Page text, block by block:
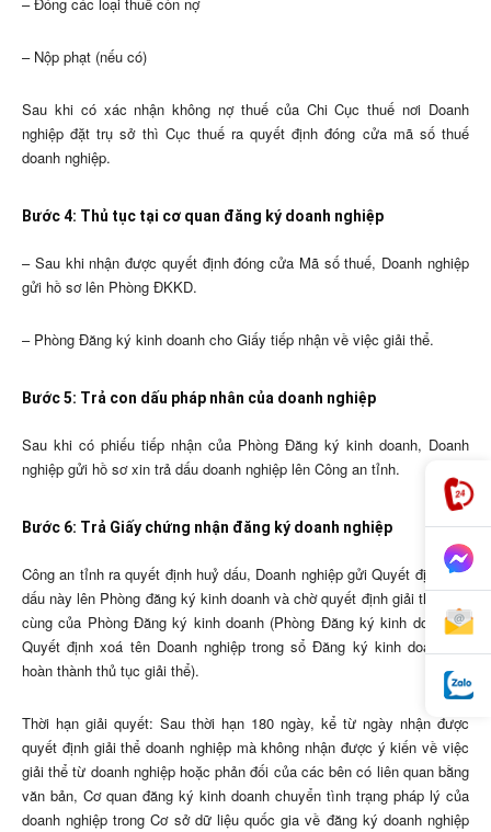
– Nộp phạt (nếu có)
Sau khi có xác nhận không nợ thuế của Chi Cục thuế nơi Doanh
nghiệp đặt trụ sở thì Cục thuế ra quyết định đóng cửa mã số thuế
doanh nghiệp.
Bước 4: Thủ tục tại cơ quan đăng ký doanh nghiệp
– Sau khi nhận được quyết định đóng cửa Mã số thuế, Doanh nghiệp
gửi hồ sơ lên Phòng ĐKKD.
– Phòng Đăng ký kinh doanh cho Giấy tiếp nhận về việc giải thể.
Bước 5: Trả con dấu pháp nhân của doanh nghiệp
Sau khi có phiếu tiếp nhận của Phòng Đăng ký kinh doanh, Doanh
nghiệp gửi hồ sơ xin trả dấu doanh nghiệp lên Công an tỉnh.
Bước 6: Trả Giấy chứng nhận đăng ký doanh nghiệp
Công an tỉnh ra quyết định huỷ dấu, Doanh nghiệp gửi Quyết định huỷ
dấu này lên Phòng đăng ký kinh doanh và chờ quyết định giải thể cuối
cùng của Phòng Đăng ký kinh doanh (Phòng Đăng ký kinh doanh ra
Quyết định xoá tên Doanh nghiệp trong sổ Đăng ký kinh doanh thì
hoàn thành thủ tục giải thể).
Thời hạn giải quyết: Sau thời hạn 180 ngày, kể từ ngày nhận được
quyết định giải thể doanh nghiệp mà không nhận được ý kiến về việc
giải thể từ doanh nghiệp hoặc phản đối của các bên có liên quan bằng
văn bản, Cơ quan đăng ký kinh doanh chuyển tình trạng pháp lý của
doanh nghiệp trong Cơ sở dữ liệu quốc gia về đăng ký doanh nghiệp